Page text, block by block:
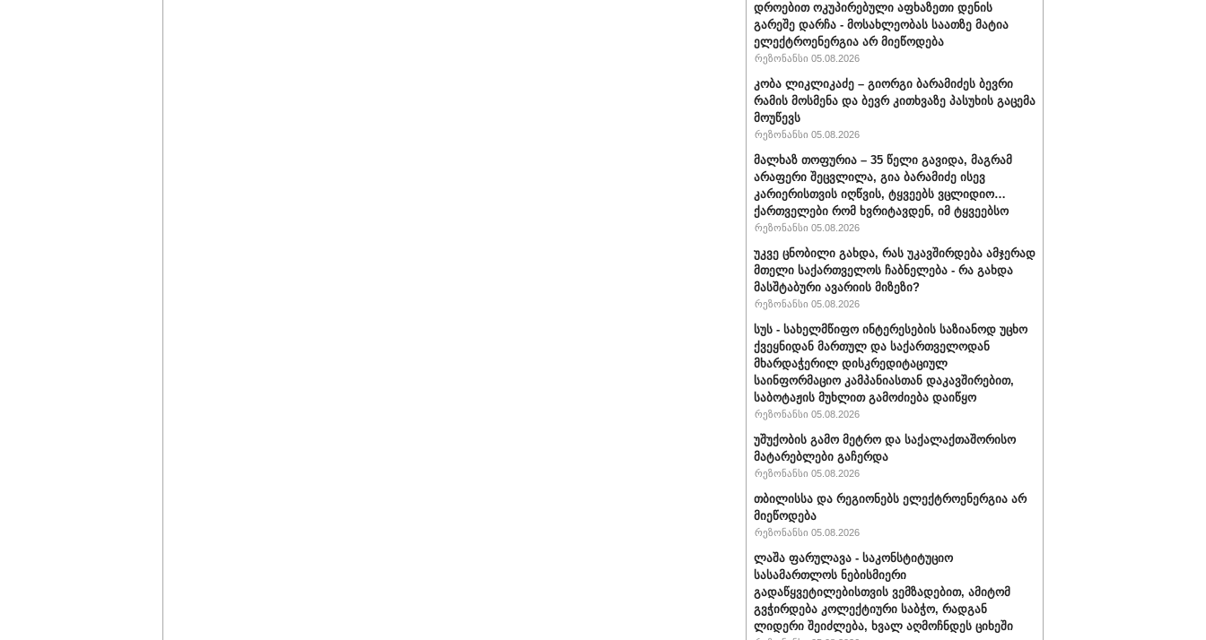
დროებით ოკუპირებული აფხაზეთი დენის
გარეშე დარჩა - მოსახლეობას საათზე მატია
ელექტროენერგია არ მიეწოდება
რეზონანსი 05.08.2026
კობა ლიკლიკაძე – გიორგი ბარამიძეს ბევრი
რამის მოსმენა და ბევრ კითხვაზე პასუხის გაცემა
მოუწევს
რეზონანსი 05.08.2026
მალხაზ თოფურია – 35 წელი გავიდა, მაგრამ
არაფერი შეცვლილა, გია ბარამიძე ისევ
კარიერისთვის იღწვის, ტყვეებს ვცლიდიო…
ქართველები რომ ხვრიტავდენ, იმ ტყვეებსო
რეზონანსი 05.08.2026
უკვე ცნობილი გახდა, რას უკავშირდება ამჯერად
მთელი საქართველოს ჩაბნელება - რა გახდა
მასშტაბური ავარიის მიზეზი?
რეზონანსი 05.08.2026
სუს - სახელმწიფო ინტერესების საზიანოდ უცხო
ქვეყნიდან მართულ და საქართველოდან
მხარდაჭერილ დისკრედიტაციულ
საინფორმაციო კამპანიასთან დაკავშირებით,
საბოტაჟის მუხლით გამოძიება დაიწყო
რეზონანსი 05.08.2026
უშუქობის გამო მეტრო და საქალაქთაშორისო
მატარებლები გაჩერდა
რეზონანსი 05.08.2026
თბილისსა და რეგიონებს ელექტროენერგია არ
მიეწოდება
რეზონანსი 05.08.2026
ლაშა ფარულავა - საკონსტიტუციო
სასამართლოს ნებისმიერი
გადაწყვეტილებისთვის ვემზადებით, ამიტომ
გვჭირდება კოლექტიური საბჭო, რადგან
ლიდერი შეიძლება, ხვალ აღმოჩნდეს ციხეში